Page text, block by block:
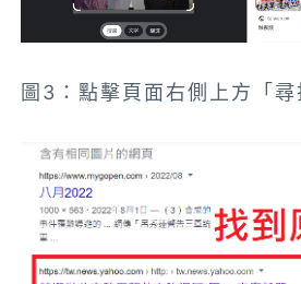
圖3：點擊頁面右側上方「尋